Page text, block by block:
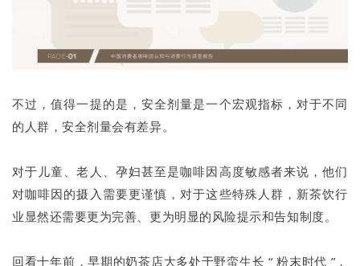
不过，值得一提的是，安全剂量是一个宏观指标，对于不同
的人群，安全剂量会有差异。
对于儿童、老人、孕妇甚至是咖啡因高度敏感者来说，他们
对咖啡因的摄入需要更谨慎，对于这些特殊人群，新茶饮行
业显然还需要更为完善、更为明显的风险提示和告知制度。
回看十年前，早期的奶茶店大多处于野蛮生长 “ 粉末时代 ”，